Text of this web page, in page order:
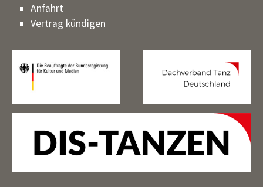
Anfahrt
Vertrag kündigen